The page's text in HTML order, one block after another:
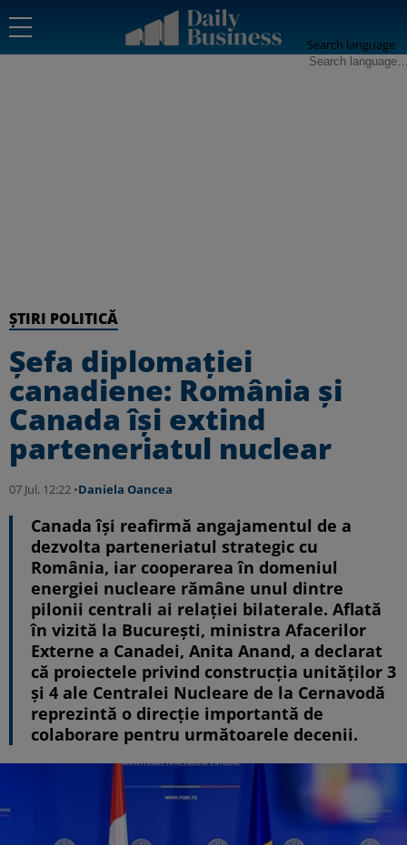
Search language
ȘTIRI POLITICĂ
Șefa diplomației
canadiene: România și
Canada își extind
parteneriatul nuclear
07 Jul, 12:22 •Daniela Oancea
Canada își reafirmă angajamentul de a
dezvolta parteneriatul strategic cu
România, iar cooperarea în domeniul
energiei nucleare rămâne unul dintre
pilonii centrali ai relației bilaterale. Aflată
în vizită la București, ministra Afacerilor
Externe a Canadei, Anita Anand, a declarat
că proiectele privind construcția unităților 3
și 4 ale Centralei Nucleare de la Cernavodă
reprezintă o direcție importantă de
colaborare pentru următoarele decenii.